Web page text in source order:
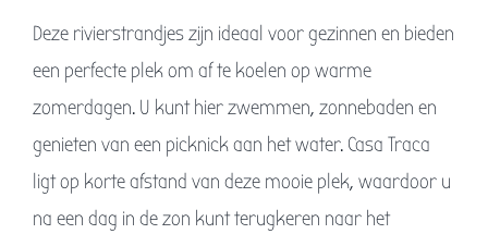
Deze rivierstrandjes zijn ideaal voor gezinnen en bieden
een perfecte plek om af te koelen op warme
zomerdagen. U kunt hier zwemmen, zonnebaden en
genieten van een picknick aan het water. Casa Traca
ligt op korte afstand van deze mooie plek, waardoor u
na een dag in de zon kunt terugkeren naar het